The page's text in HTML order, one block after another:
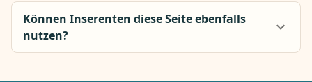
Können Inserenten diese Seite ebenfalls
nutzen?